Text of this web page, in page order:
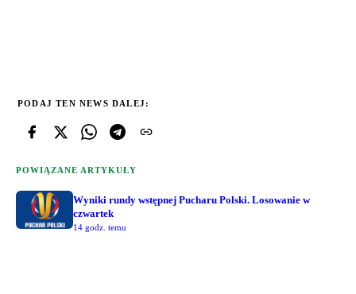
PODAJ TEN NEWS DALEJ:
POWIĄZANE ARTYKUŁY
Wyniki rundy wstępnej Pucharu Polski. Losowanie w
czwartek
14 godz. temu